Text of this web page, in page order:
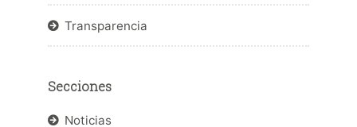
Transparencia
Secciones
Noticias